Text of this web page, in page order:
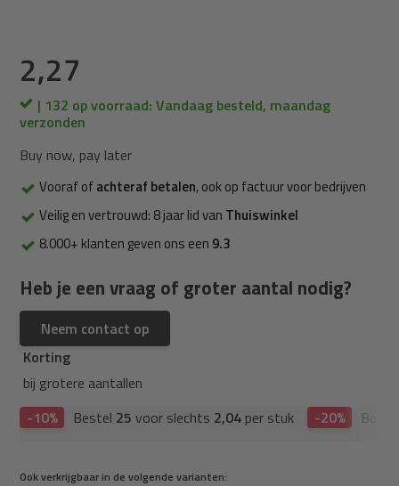
2,27
| 132 op voorraad: Vandaag besteld, maandag
verzonden
Buy now, pay later
Vooraf ofachteraf betalen, ook op factuur voor bedrijven
Veilig en vertrouwd: 8 jaar lid van Thuiswinkel
8.000+ klanten geven ons een 9.3
Heb je een vraag of groter aantal nodig?
Neem contact op
Korting
bij grotere aantallen
-10%
Bestel 25 voor slechts 2,04 per stuk -20%
Ook verkrijgbaar in de volgende varianten: